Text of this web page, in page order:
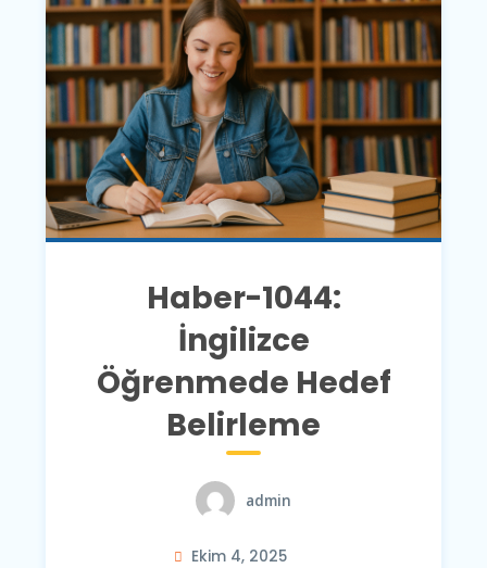
Haber-1044:
İngilizce
Öğrenmede Hedef
Belirleme
admin
Ekim 4, 2025